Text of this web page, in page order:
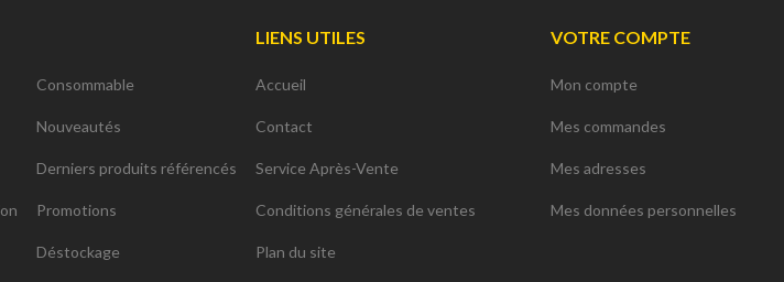
Consommable
Nouveautés
Derniers produits référencés
Promotions
Déstockage
LIENS UTILES
Accueil
Contact
Service Après-Vente
Conditions générales de ventes
Plan du site
VOTRE COMPTE
Mon compte
Mes commandes
Mes adresses
Mes données personnelles